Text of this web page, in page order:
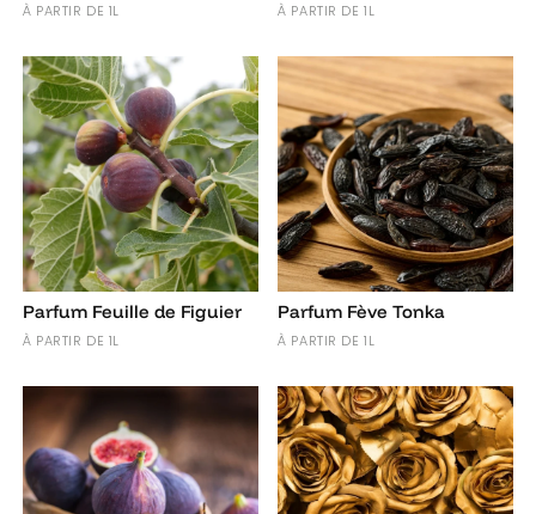
À PARTIR DE 1L À PARTIR DE 1L
Parfum Feuille de Figuier
À PARTIR DE 1L
Parfum Fève Tonka
À PARTIR DE 1L